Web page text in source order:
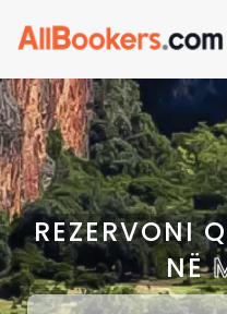
REZERVONI
NË